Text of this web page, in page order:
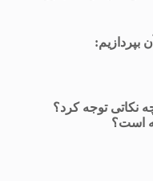
بپردازیم:
نکاتی توجه کرد؟
است؟